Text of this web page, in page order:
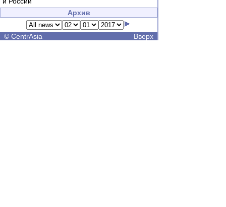
Архив
© CentrAsia Вверх